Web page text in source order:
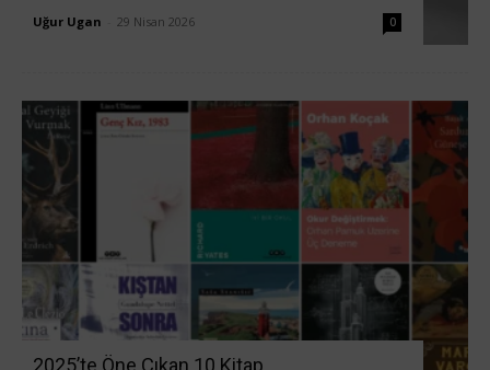
Uğur Ugan 29 Nisan 2026 0
2025’te Öne Çıkan 10 Kitap